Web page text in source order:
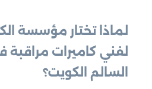
لماذا تختار مؤسسة
لفني كاميرات مراقبة
السالم الكويت؟